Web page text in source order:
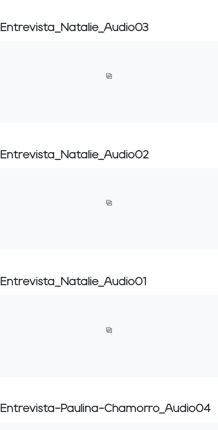
Entrevista_Natalie_Audio03
Entrevista_Natalie_Audio02
Entrevista_Natalie_Audio01
Entrevista-Paulina-Chamorro_Audio04